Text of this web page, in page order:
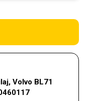
Volvo BL71